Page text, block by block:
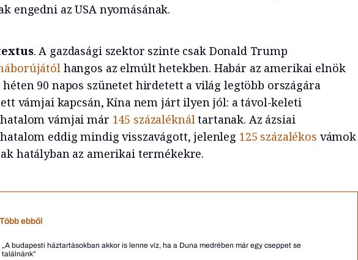
engedni az USA nyomásának.
. A gazdasági szektor szinte csak Donald Trump
hangos az elmúlt hetekben. Habár az amerikai elnök
90 napos szünetet hirdetett a világ legtöbb országára
vámjai kapcsán, Kína nem járt ilyen jól: a távol-keleti
vámjai már 145 százaléknáltartanak. Az ázsiai
eddig mindig visszavágott, jelenleg 125 százalékos vámok
hatályban az amerikai termékekre.
Több ebből
„A budapesti háztartásokban akkor is lenne víz, ha a Duna medrében már egy cseppet se
találnánk”